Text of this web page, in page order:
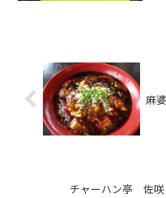
麻
チャーハン亭 佐咲